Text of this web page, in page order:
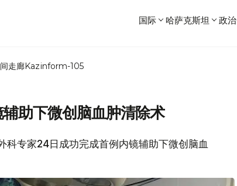
国际 哈萨克斯坦 政治
走廊Kazinform-105
助下微创脑血肿清除术
专家24日成功完成首例内镜辅助下微创脑血